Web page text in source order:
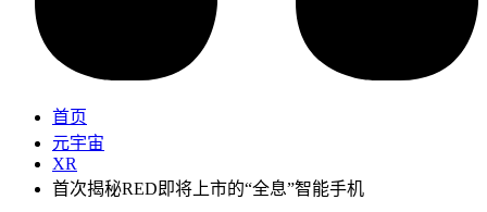
首页
元宇宙
XR
首次揭秘RED即将上市的“全息”智能手机